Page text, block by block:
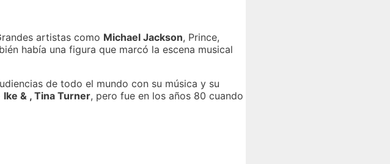
artistas como Michael Jackson, Prince,
había una figura que marcó la escena musical
de todo el mundo con su música y su
Ike & , Tina Turner, pero fue en los años 80 cuando